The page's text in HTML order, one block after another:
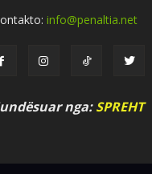
info@penaltia.net
nga:SPREHT